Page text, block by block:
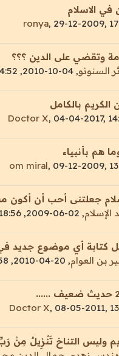
في الاسلام
ronya, 29-12-2009,
وتقضي على الدين ؟؟؟
السنونو,
04-10-2010, 14:52
الكريم بالكامل
Doctor X, 04-04-2017,
هم بأنبياء
om miral, 09-12-2009,
جعلتنى أحب أن أكون
الإسلام,
02-06-2009, 18:56
كتابة أي موضوع جديد في
بن العوام,
20-04-2010, 19:58
Doctor X, 08-05-2011,
وليس التناخ تَنْزِيلٌ مِنْ